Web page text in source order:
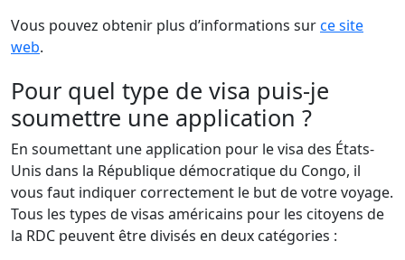
Vous pouvez obtenir plus d’informations surce site
web.
Pour quel type de visa puis-je
soumettre une application ?
En soumettant une application pour le visa des États-
Unis dans la République démocratique du Congo, il
vous faut indiquer correctement le but de votre voyage.
Tous les types de visas américains pour les citoyens de
la RDC peuvent être divisés en deux catégories :